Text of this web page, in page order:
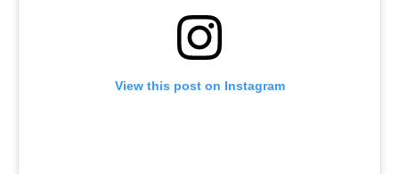
View this post on Instagram